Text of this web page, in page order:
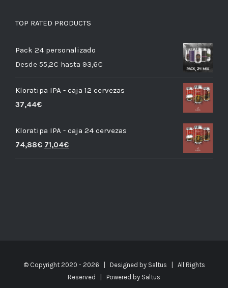
TOP RATED PRODUCTS
Pack 24 personalizado
Desde 55,2€ hasta 93,6€
Kloratipa IPA - caja 12 cervezas
37,44€
Kloratipa IPA - caja 24 cervezas
74,88€ 71,04€
© Copyright 2020 - 2026 | Designed by Saltus | All Rights
Reserved | Powered by Saltus